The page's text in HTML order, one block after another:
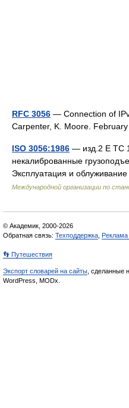
RFC 3056 — Connection of
Carpenter, K. Moore.
ISO 3056:1986 — изд.2 E TC
некалиброванные
Эксплуатация и
Международной организации по
© Академик, 2000-2026
Обратная связь: Техподдержка Реклама
👣 Путешествия
Экспорт словарей на сайты , сделанные
WordPress, MODx.